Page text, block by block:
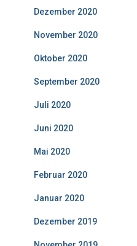
Dezember 2020
November 2020
Oktober 2020
September 2020
Juli 2020
Juni 2020
Mai 2020
Februar 2020
Januar 2020
Dezember 2019